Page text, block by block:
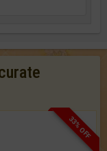
33% OFF